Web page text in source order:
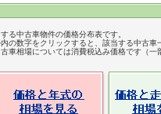
る中古車物件の価格分布表です。
の数字をクリックすると、該当する中古車
車相場については消費税込み価格です（一